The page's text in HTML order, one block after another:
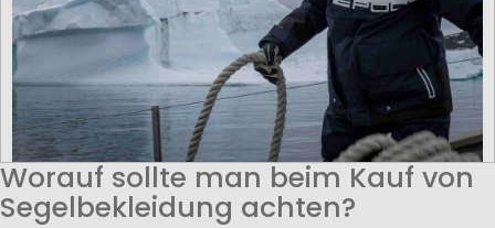
Worauf sollte man beim Kauf von
Segelbekleidung achten?